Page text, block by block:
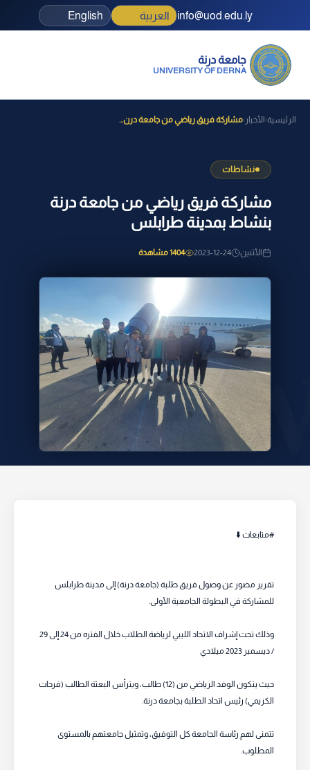
info@uod.edu.ly العربية English
جامعة درنة
UNIVERSITY OF DERNA
الرئيسية› الأخبار ›مشاركة فريق رياضي من جامعة درن...
نشاطات
مشاركة فريق رياضي من جامعة درنة
بنشاط بمدينة طرابلس
الأثنين 2023-12-24 1404 مشاهدة
#متابعات ⬇️
تقرير مصور عن وصول فريق طلبة (جامعة درنة) إلى مدينة طرابلس
للمشاركة في البطولة الجامعية الأولى.
وذلك تحت إشراف الاتحاد الليبي لرياضة الطلاب خلال الفتره من 24 إلى 29
/ ديسمبر 2023 ميلادي
حيث يتكون الوفد الرياضي من (12) طالب، ويترأس البعثة الطالب (فرحات
الكريمي) رئيس اتحاد الطلبة بجامعة درنة.
تتمنى لهم رئاسة الجامعة كل التوفيق، وتمثيل جامعتهم بالمستوى
المطلوب.